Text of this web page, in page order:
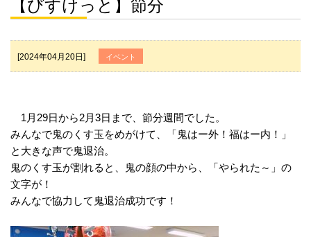
【びすけっと】節分
[2024年04月20日] イベント
1月29日から2月3日まで、節分週間でした。
みんなで鬼のくす玉をめがけて、「鬼はー外！福はー内！」
と大きな声で鬼退治。
鬼のくす玉が割れると、鬼の顔の中から、「やられた～」の
文字が！
みんなで協力して鬼退治成功です！